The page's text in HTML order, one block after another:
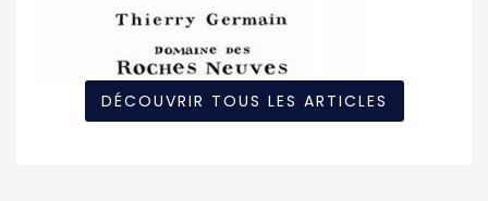
DÉCOUVRIR TOUS LES ARTICLES